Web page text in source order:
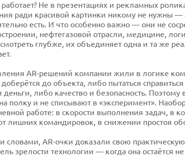
работает? Не в презентациях и рекламных
ради красивой картинки никому не нужны —
есть. И что особенно важно — они не
нефтегазовой отрасли, медицине,
глубже, их объединяет одна и та же
AR-решений компании жили в логике
доберётся до объекта, либо пытаться
деньги, либо качество и безопасность.
полку и не списывают в «эксперимент».
работе: в скорости выполнения задач, в
лишних командировок, в снижении простоя
словами, AR-очки доказали свою
зрелости технологии — когда она остаётся